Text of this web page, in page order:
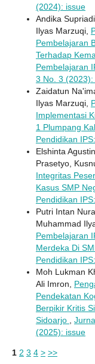
(2024): issue
Andika
Ilyas Marzuqi,
Pembelajaran
Terhadap
Pembelajaran
3 No. 3 (2023):
Zaidatun
Ilyas Marzuqi,
Implementasi
1 Plumpang
Pendidikan
Elshinta
Prasetyo,
Integritas
Kasus SMP
Pendidikan
Putri Intan
Muhammad
Pembelajaran
Merdeka Di
Pendidikan
Moh Lukman
Ali Imron,
Pendekatan
Berpikir Kritis
Sidoarjo
(2025): issue
1 2 3 4 > >>